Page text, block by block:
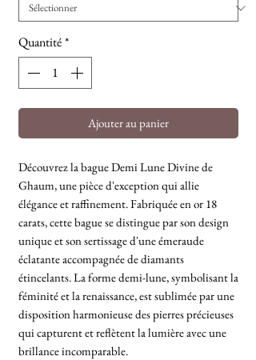
Quantité*
Ajouter au panier
Découvrez la bague Demi Lune Divine de
Ghaum, une pièce d'exception qui allie
élégance et raffinement. Fabriquée en or 18
carats, cette bague se distingue par son design
unique et son sertissage d'une émeraude
éclatante accompagnée de diamants
étincelants. La forme demi-lune, symbolisant la
féminité et la renaissance, est sublimée par une
disposition harmonieuse des pierres précieuses
qui capturent et reflètent la lumière avec une
brillance incomparable.